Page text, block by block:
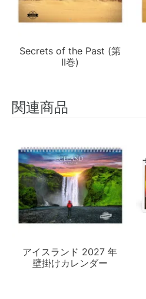
Secrets of the Past (第
II巻)
関連商品
アイスランド 2027 年
壁掛けカレンダー